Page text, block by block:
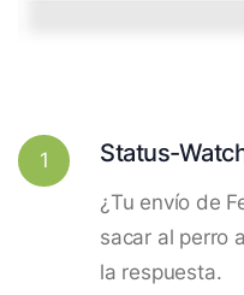
1 Status-
¿Tu envío de
sacar al perro
la respuesta.